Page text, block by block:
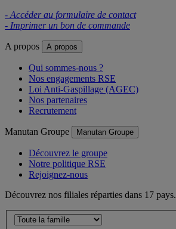
- Accéder au formulaire de contact
- Imprimer un bon de commande
A propos A propos
Qui sommes-nous ?
Nos engagements RSE
Loi Anti-Gaspillage (AGEC)
Nos partenaires
Recrutement
Manutan Groupe Manutan Groupe
Découvrez le groupe
Notre politique RSE
Rejoignez-nous
Découvrez nos filiales réparties dans 17 pays.